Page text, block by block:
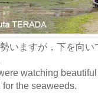
いますが，下を向
watching
the seaweeds.